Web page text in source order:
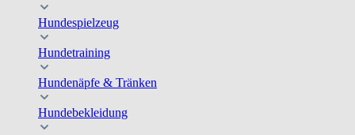
Hundespielzeug
Hundetraining
Hundenäpfe & Tränken
Hundebekleidung